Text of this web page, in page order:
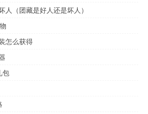
人（团藏是好人还是坏人）
怎么获得
包